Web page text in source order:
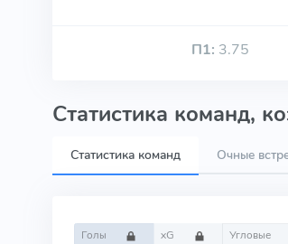
П1: 3.75
Статистика команд,
Статистика команд Очные
Голы xG Угловые